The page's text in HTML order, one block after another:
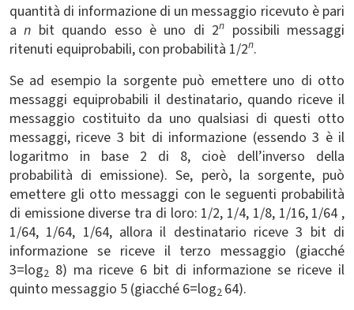
quantità di informazione di un messaggio ricevuto è pari
an bit quando esso è uno di 2n possibili messaggi
ritenuti equiprobabili, con probabilità 1/2n.
Se ad esempio la sorgente può emettere uno di otto
messaggi equiprobabili il destinatario, quando riceve il
messaggio costituito da uno qualsiasi di questi otto
messaggi, riceve 3 bit di informazione (essendo 3 è il
logaritmo in base 2 di 8, cioè dell’inverso della
probabilità di emissione). Se, però, la sorgente, può
emettere gli otto messaggi con le seguenti probabilità
di emissione diverse tra di loro: 1/2, 1/4, 1/8, 1/16, 1/64 ,
1/64, 1/64, 1/64, allora il destinatario riceve 3 bit di
informazione se riceve il terzo messaggio (giacché
3=log2 8) ma riceve 6 bit di informazione se riceve il
quinto messaggio 5 (giacché 6=log2 64).